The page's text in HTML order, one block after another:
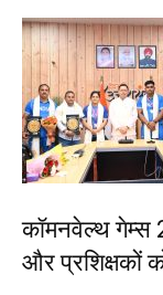
कॉमनवेल्थ गेम्स
और प्रशिक्षकों